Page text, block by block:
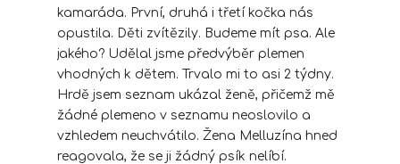
kamaráda. První, druhá i třetí kočka nás
opustila. Děti zvítězily. Budeme mít psa. Ale
jakého? Udělal jsme předvýběr plemen
vhodných k dětem. Trvalo mi to asi 2 týdny.
Hrdě jsem seznam ukázal ženě, přičemž mě
žádné plemeno v seznamu neoslovilo a
vzhledem neuchvátilo. Žena Melluzína hned
reagovala, že se ji žádný psík nelíbí.